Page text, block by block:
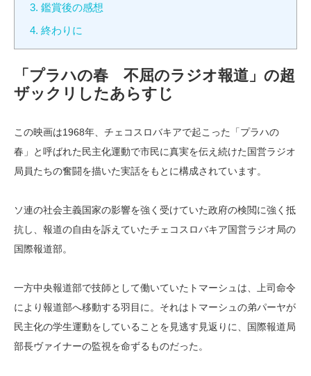
3. 鑑賞後の感想
4. 終わりに
「プラハの春 不屈のラジオ報道」の超
ザックリしたあらすじ
この映画は1968年、チェコスロバキアで起こった「プラハの
春」と呼ばれた民主化運動で市民に真実を伝え続けた国営ラジオ
局員たちの奮闘を描いた実話をもとに構成されています。
ソ連の社会主義国家の影響を強く受けていた政府の検閲に強く抵
抗し、報道の自由を訴えていたチェコスロバキア国営ラジオ局の
国際報道部。
一方中央報道部で技師として働いていたトマーシュは、上司命令
により報道部へ移動する羽目に。それはトマーシュの弟パーヤが
民主化の学生運動をしていることを見逃す見返りに、国際報道局
部長ヴァイナーの監視を命ずるものだった。